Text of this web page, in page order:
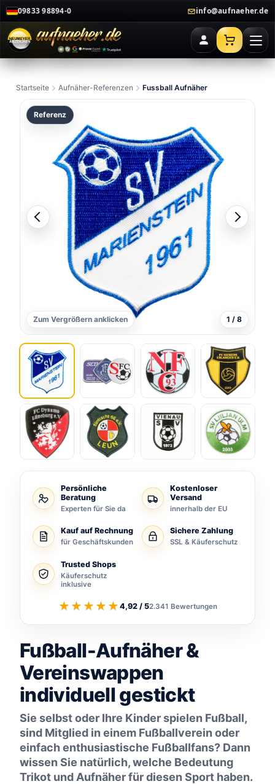
09833 98894-0 info@aufnaeher.de
Startseite Aufnäher-Referenzen Fussball Aufnäher
Referenz
1 / 8
Zum Vergrößern anklicken
Persönliche
Beratung
Experten für Sie da
Kostenloser
Versand
innerhalb der EU
Kauf auf Rechnung
für Geschäftskunden
Sichere Zahlung
SSL & Käuferschutz
Trusted Shops
Käuferschutz
inklusive
★★★★★ 4,92 / 52.341 Bewertungen
Fußball-Aufnäher &
Vereinswappen
individuell gestickt
Sie selbst oder Ihre Kinder spielen Fußball,
sind Mitglied in einem Fußballverein oder
einfach enthusiastische Fußballfans? Dann
wissen Sie natürlich, welche Bedeutung
Trikot und Aufnäher für diesen Sport haben.